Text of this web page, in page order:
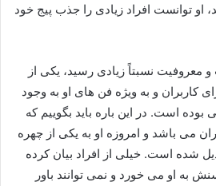
او توانست افراد زیادی را جذب پیج خود
و معروفیت نسبتاً زیادی رسید، یکی از
کاربران و به ویژه فن‌ های او به وجود
بوده است. در این باره باید بگوییم که
سال 1381 در ایران می باشد و امروزه او به یکی از چهره
شده است. خیلی از افراد بیان کرده
به او می خورد و نمی‌ توانند باور